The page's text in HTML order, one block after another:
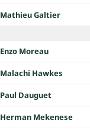
Mathieu Galtier
Enzo Moreau
Malachi Hawkes
Paul Dauguet
Herman Mekenese